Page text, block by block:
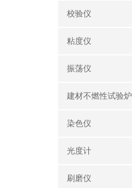
校验仪
粘度仪
振荡仪
建材不燃性试验炉
染色仪
光度计
刷磨仪